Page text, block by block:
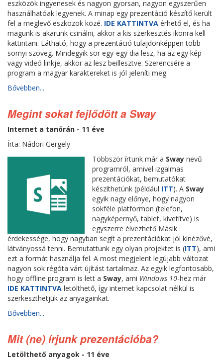
eszközök ingyenesek és nagyon gyorsan, nagyon egyszerűen
használhatóak legyenek. A minap egy prezentáció készítő került
fel a meglevő eszközök közé. IDE KATTINTVA érhető el, és ha
magunk is akarunk csinálni, akkor a kis szerkesztés ikonra kell
kattintani. Látható, hogy a prezentáció tulajdonképpen több
sornyi szöveg. Mindegyik sor egy-egy dia lesz, ha az egy kép
vagy videó linkje, akkor az lesz beillesztve. Szerencsére a
program a magyar karaktereket is jól jeleníti meg.
Bővebben...
Megint sokat fejlődött a Sway
Internet a tanórán - 11 éve
Írta: Nádori Gergely
Többször írtunk már a Sway nevű
programról, amivel izgalmas
prezentációkat, bemutatókat
készíthetünk (például ITT). A Sway
egyik nagy előnye, hogy nagyon
sokféle platformon (telefon,
nagyképernyő, tablet, kivetítve) is
egyszerre élvezhető Másik
érdekessége, hogy nagyban segít a prezentációkat jól kinézővé,
látványossá tenni. Bemutattunk egy olyan projektet is (ITT), ami
ezt a formát használja fel. A most megjelent legújabb változat
nagyon sok régóta várt újítást tartalmaz. Az egyik legfontosabb,
hogy offline program is lett a Sway, ami Windows 10-hez már
IDE KATTINTVA letölthető, így internet kapcsolat nélkül is
szerkeszthetjük az anyagainkat.
Bővebben...
Mit (ne) írjunk prezentációba?
Letölthető anyagok - 11 éve